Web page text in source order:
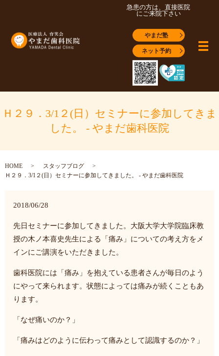
急患の方は、直接医院
にご来院下さい
やまだ塾
ネット予約 メ
Ｈ２９．3/1２(日）セミナーに参加してきま
した。 - やまだ歯科医院
HOME
スタッフブログ
Ｈ２９．3/1２(日）セミナーに参加してきました。 - やまだ歯科医院
2018/06/28
先日セミナーに参加してきました。大阪大学大学院臨床教
授の木ノ本喜史先生による「痛み」についての考え方をメ
インにご講演をいただきました。
歯科医院には「痛み」を抱えている患者さんが毎日のよう
にやって来られます。状態によっては痛みが続くこともあ
ります。
「なぜ痛いのか？」
「痛みはどのように伝わって痛みとして認識するのか？」